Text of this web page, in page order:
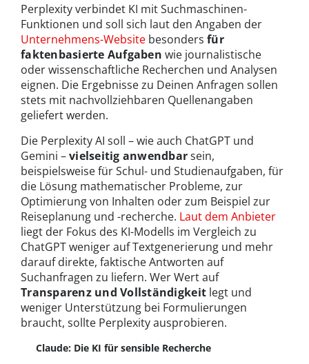
Perplexity verbindet KI mit Suchmaschinen-
Funktionen und soll sich laut den Angaben der
Unternehmens-Website besonders für
faktenbasierte Aufgaben wie journalistische
oder wissenschaftliche Recherchen und Analysen
eignen. Die Ergebnisse zu Deinen Anfragen sollen
stets mit nachvollziehbaren Quellenangaben
geliefert werden.
Die Perplexity AI soll – wie auch ChatGPT und
Gemini –vielseitig anwendbarsein,
beispielsweise für Schul- und Studienaufgaben, für
die Lösung mathematischer Probleme, zur
Optimierung von Inhalten oder zum Beispiel zur
Reiseplanung und -recherche. Laut dem Anbieter
liegt der Fokus des KI-Modells im Vergleich zu
ChatGPT weniger auf Textgenerierung und mehr
darauf direkte, faktische Antworten auf
Suchanfragen zu liefern. Wer Wert auf
Transparenz und Vollständigkeit legt und
weniger Unterstützung bei Formulierungen
braucht, sollte Perplexity ausprobieren.
Claude: Die KI für sensible Recherche